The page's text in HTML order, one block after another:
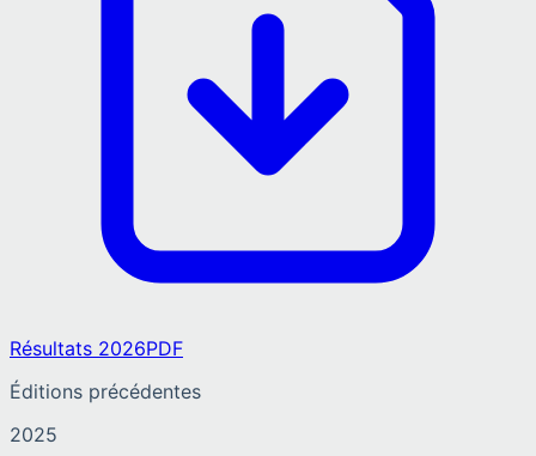
Résultats 2026PDF
Éditions précédentes
2025